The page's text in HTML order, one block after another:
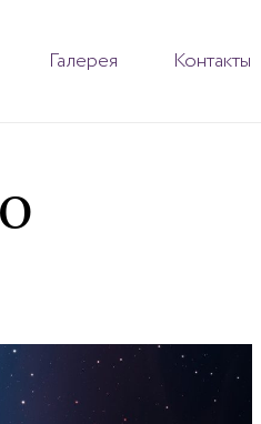
Галерея Контакты